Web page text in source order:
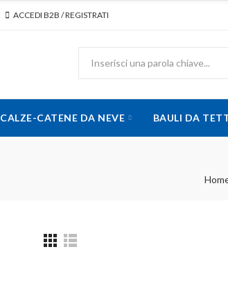
ACCEDI B2B / REGISTRATI
CALZE-CATENE DA NEVE BAULI DA